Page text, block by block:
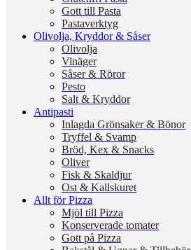
Gott till Pasta
Pastaverktyg
Olivolja, Kryddor & Såser
Olivolja
Vinäger
Såser & Röror
Pesto
Salt & Kryddor
Antipasti
Inlagda Grönsaker & Bönor
Tryffel & Svamp
Bröd, Kex & Snacks
Oliver
Fisk & Skaldjur
Ost & Kallskuret
Allt för Pizza
Mjöl till Pizza
Konserverade tomater
Gott på Pizza